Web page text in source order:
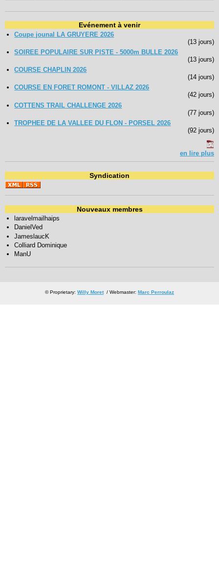
Evénement à venir
Coupe jounal LA GRUYERE 2026
(13 jours)
SOIREE POPULAIRE SUR PISTE - 5000m BULLE 2026
(13 jours)
COURSE CHAPLIN 2026
(14 jours)
COURSE EN FORET ROMONT - VILLAZ 2026
(42 jours)
COTTENS TRAIL CHALLENGE 2026
(77 jours)
TROPHEE DE LA VALLEE DU FLON - PORSEL 2026
(92 jours)
en lire plus
Syndication
Nouveaux membres
laravelmailhaips
DanielVed
JameslaucK
Colliard Dominique
ManU
© Proprietary: Willy Moret/ Webmaster: Marc Perroulaz